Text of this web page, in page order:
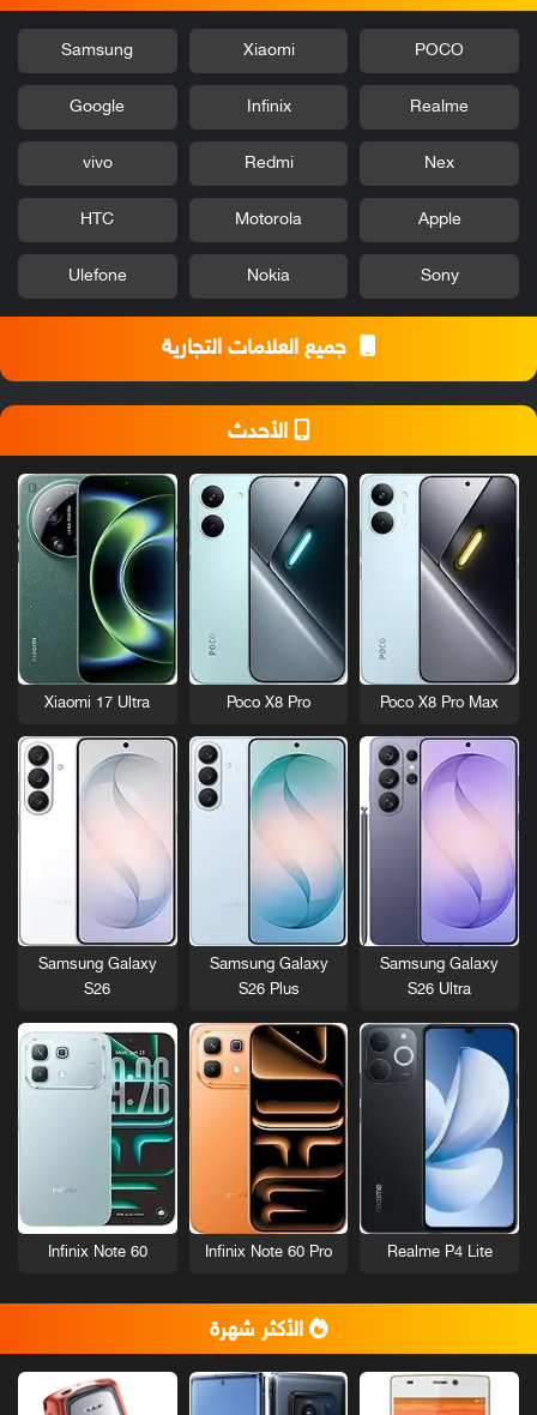
POCO
Xiaomi
Samsung
Realme
Infinix
Google
Nex
Redmi
vivo
Apple
Motorola
HTC
Sony
Nokia
Ulefone
جميع العلامات التجارية
الأحدث
Poco X8 Pro Max
Poco X8 Pro
Xiaomi 17 Ultra
Samsung Galaxy
S26 Ultra
Samsung Galaxy
S26 Plus
Samsung Galaxy
S26
Realme P4 Lite
Infinix Note 60 Pro
Infinix Note 60
الأكثر شهرة